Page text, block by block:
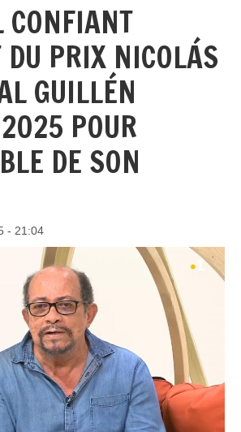
CONFIANT
DU PRIX NICOLÁS
GUILLÉN
POUR
DE SON
- 21:04